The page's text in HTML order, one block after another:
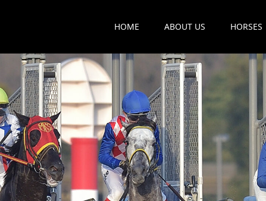
HOME ABOUT US HORSES